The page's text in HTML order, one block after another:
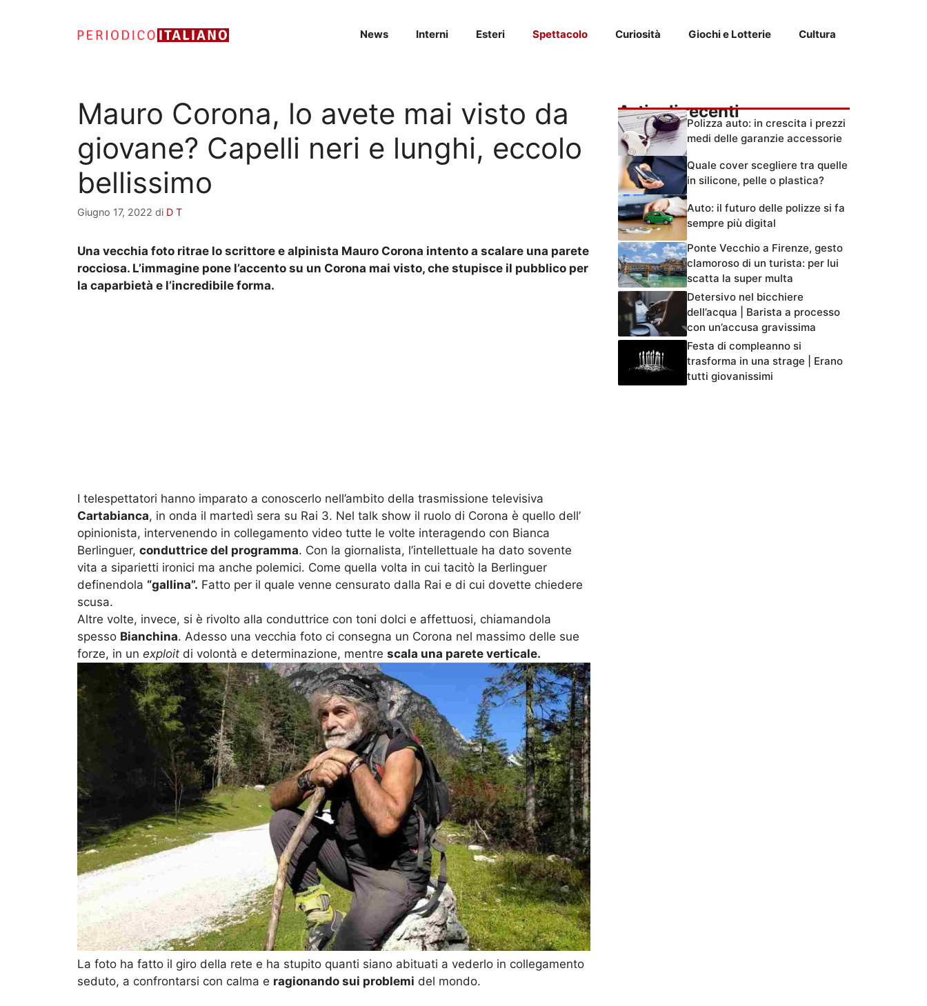
News Interni Esteri Spettacolo Curiosità Giochi e Lotterie Cultura
Mauro Corona, lo avete mai visto da
giovane? Capelli neri e lunghi, eccolo
bellissimo
Giugno 17, 2022 di D T
Una vecchia foto ritrae lo scrittore e alpinista Mauro Corona intento a scalare una parete
rocciosa. L’immagine pone l’accento su un Corona mai visto, che stupisce il pubblico per
la caparbietà e l’incredibile forma.
I telespettatori hanno imparato a conoscerlo nell’ambito della trasmissione televisiva
Cartabianca, in onda il martedì sera su Rai 3. Nel talk show il ruolo di Corona è quello dell’
opinionista, intervenendo in collegamento video tutte le volte interagendo con Bianca
Berlinguer, conduttrice del programma. Con la giornalista, l’intellettuale ha dato sovente
vita a siparietti ironici ma anche polemici. Come quella volta in cui tacitò la Berlinguer
definendola “gallina”. Fatto per il quale venne censurato dalla Rai e di cui dovette chiedere
scusa.
Altre volte, invece, si è rivolto alla conduttrice con toni dolci e affettuosi, chiamandola
spesso Bianchina. Adesso una vecchia foto ci consegna un Corona nel massimo delle sue
forze, in un exploit di volontà e determinazione, mentre scala una parete verticale.
La foto ha fatto il giro della rete e ha stupito quanti siano abituati a vederlo in collegamento
seduto, a confrontarsi con calma e ragionando sui problemi del mondo.
Articoli recenti
Polizza auto: in crescita i prezzi
medi delle garanzie accessorie
Quale cover scegliere tra quelle
in silicone, pelle o plastica?
Auto: il futuro delle polizze si fa
sempre più digital
Ponte Vecchio a Firenze, gesto
clamoroso di un turista: per lui
scatta la super multa
Detersivo nel bicchiere
dell’acqua | Barista a processo
con un’accusa gravissima
Festa di compleanno si
trasforma in una strage | Erano
tutti giovanissimi